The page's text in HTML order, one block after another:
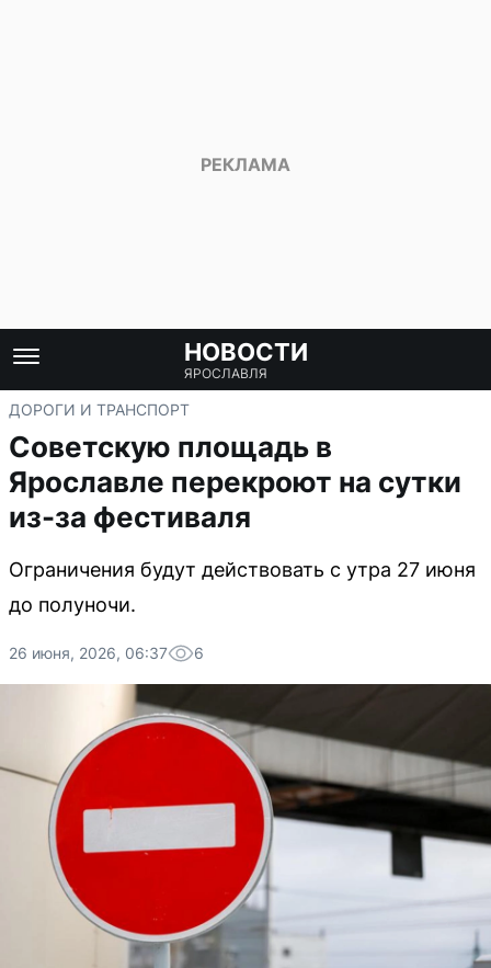
НОВОСТИ
ЯРОСЛАВЛЯ
ДОРОГИ И ТРАНСПОРТ
Советскую площадь в
Ярославле перекроют на сутки
из-за фестиваля
Ограничения будут действовать с утра 27 июня
до полуночи.
26 июня, 2026, 06:37 6